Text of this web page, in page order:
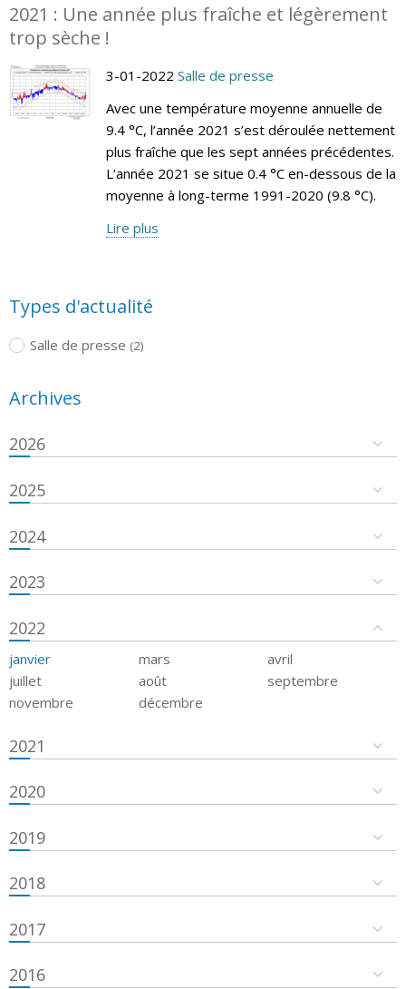
2021 : Une année plus fraîche et légèrement
trop sèche !
3-01-2022 Salle de presse
Avec une température moyenne annuelle de
9.4 °C, l’année 2021 s’est déroulée nettement
plus fraîche que les sept années précédentes.
L’année 2021 se situe 0.4 °C en-dessous de la
moyenne à long-terme 1991-2020 (9.8 °C).
Lire plus
Types d'actualité
Salle de presse (2)
Archives
2026
2025
2024
2023
2022
janvier mars
avril
juillet
août
septembre
novembre
décembre
2021
2020
2019
2018
2017
2016